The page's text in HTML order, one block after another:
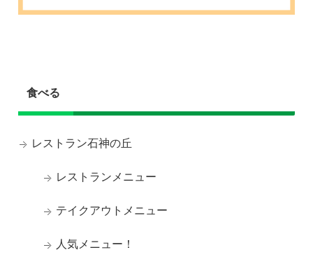
食べる
レストラン石神の丘
レストランメニュー
テイクアウトメニュー
人気メニュー！